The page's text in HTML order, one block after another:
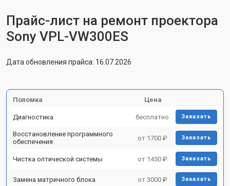
Прайс-лист на ремонт проектора
Sony VPL-VW300ES
Дата обновления прайса: 16.07.2026
Поломка Цена
Диагностика бесплатно Заказать
Восстановление программного
обеспечения
от 1700 ₽ Заказать
Чистка оптической системы от 1450 ₽ Заказать
Замена матричного блока от 3000 ₽ Заказать